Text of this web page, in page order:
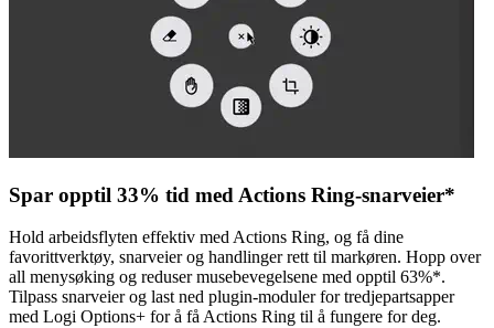
Spar opptil 33% tid med Actions Ring-snarveier*
Hold arbeidsflyten effektiv med Actions Ring, og få dine
favorittverktøy, snarveier og handlinger rett til markøren. Hopp over
all menysøking og reduser musebevegelsene med opptil 63%*.
Tilpass snarveier og last ned plugin-moduler for tredjepartsapper
med Logi Options+ for å få Actions Ring til å fungere for deg.